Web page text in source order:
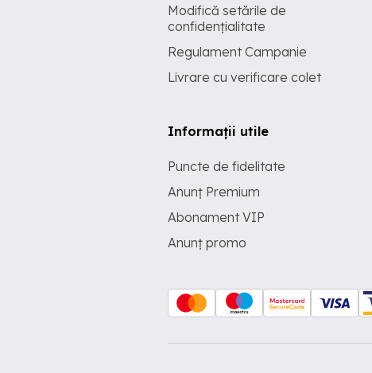
Modifică setările de
confidențialitate
Regulament Campanie
Livrare cu verificare colet
Informații utile
Puncte de fidelitate
Anunț Premium
Abonament VIP
Anunț promo